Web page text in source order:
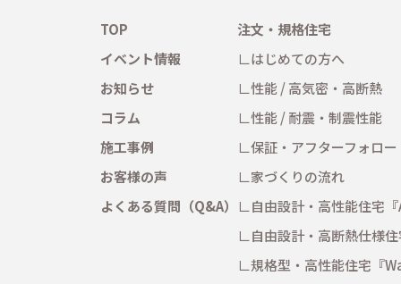
TOP
イベント情報
お知らせ
コラム
施工事例
お客様の声
よくある質問（Q&A）
注文・規格住宅
はじめての方へ
性能 / 高気密・高断熱
性能 / 耐震・制震性能
保証・アフターフォロー
家づくりの流れ
自由設計・高性能住宅
自由設計・高断熱仕様
規格型・高性能住宅 『